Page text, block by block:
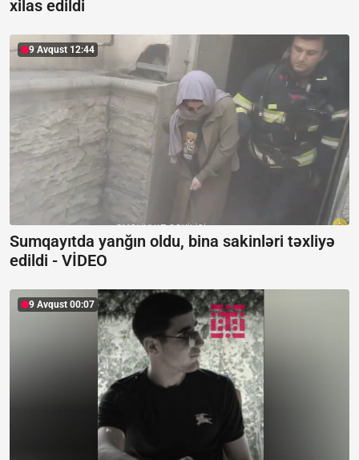
xilas edildi
9 Avqust 12:44
Sumqayıtda yanğın oldu, bina sakinləri təxliyə
edildi - VİDEO
9 Avqust 00:07